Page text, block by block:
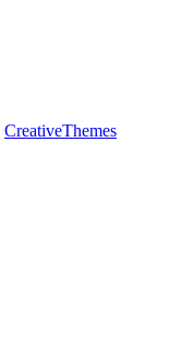
CreativeThemes